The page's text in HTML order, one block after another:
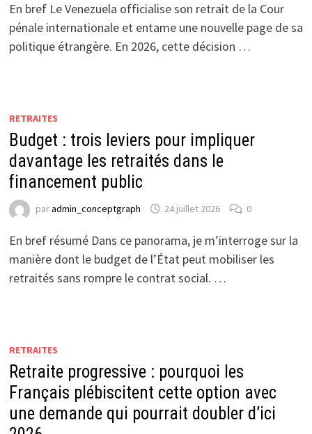
En bref Le Venezuela officialise son retrait de la Cour
pénale internationale et entame une nouvelle page de sa
politique étrangère. En 2026, cette décision …
RETRAITES
Budget : trois leviers pour impliquer
davantage les retraités dans le
financement public
paradmin_conceptgraph 24 juillet 2026 0
En bref résumé Dans ce panorama, je m’interroge sur la
manière dont le budget de l’État peut mobiliser les
retraités sans rompre le contrat social. …
RETRAITES
Retraite progressive : pourquoi les
Français plébiscitent cette option avec
une demande qui pourrait doubler d’ici